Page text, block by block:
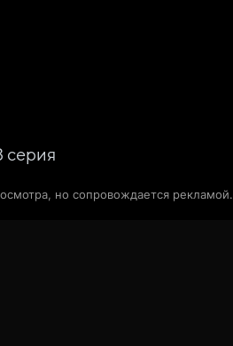
серия
но сопровождается рекламой.